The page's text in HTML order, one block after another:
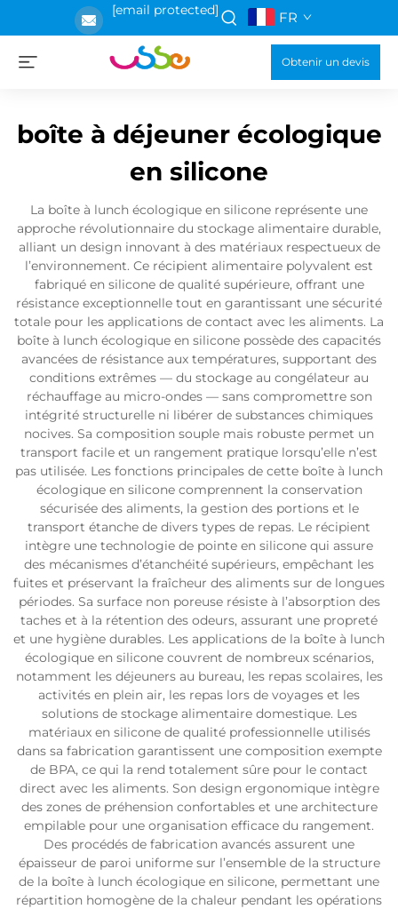
[email protected] FR
Obtenir un devis
boîte à déjeuner écologique
en silicone
La boîte à lunch écologique en silicone représente une
approche révolutionnaire du stockage alimentaire durable,
alliant un design innovant à des matériaux respectueux de
l’environnement. Ce récipient alimentaire polyvalent est
fabriqué en silicone de qualité supérieure, offrant une
résistance exceptionnelle tout en garantissant une sécurité
totale pour les applications de contact avec les aliments. La
boîte à lunch écologique en silicone possède des capacités
avancées de résistance aux températures, supportant des
conditions extrêmes — du stockage au congélateur au
réchauffage au micro-ondes — sans compromettre son
intégrité structurelle ni libérer de substances chimiques
nocives. Sa composition souple mais robuste permet un
transport facile et un rangement pratique lorsqu’elle n’est
pas utilisée. Les fonctions principales de cette boîte à lunch
écologique en silicone comprennent la conservation
sécurisée des aliments, la gestion des portions et le
transport étanche de divers types de repas. Le récipient
intègre une technologie de pointe en silicone qui assure
des mécanismes d’étanchéité supérieurs, empêchant les
fuites et préservant la fraîcheur des aliments sur de longues
périodes. Sa surface non poreuse résiste à l’absorption des
taches et à la rétention des odeurs, assurant une propreté
et une hygiène durables. Les applications de la boîte à lunch
écologique en silicone couvrent de nombreux scénarios,
notamment les déjeuners au bureau, les repas scolaires, les
activités en plein air, les repas lors de voyages et les
solutions de stockage alimentaire domestique. Les
matériaux en silicone de qualité professionnelle utilisés
dans sa fabrication garantissent une composition exempte
de BPA, ce qui la rend totalement sûre pour le contact
direct avec les aliments. Son design ergonomique intègre
des zones de préhension confortables et une architecture
empilable pour une organisation efficace du rangement.
Des procédés de fabrication avancés assurent une
épaisseur de paroi uniforme sur l’ensemble de la structure
de la boîte à lunch écologique en silicone, permettant une
répartition homogène de la chaleur pendant les opérations